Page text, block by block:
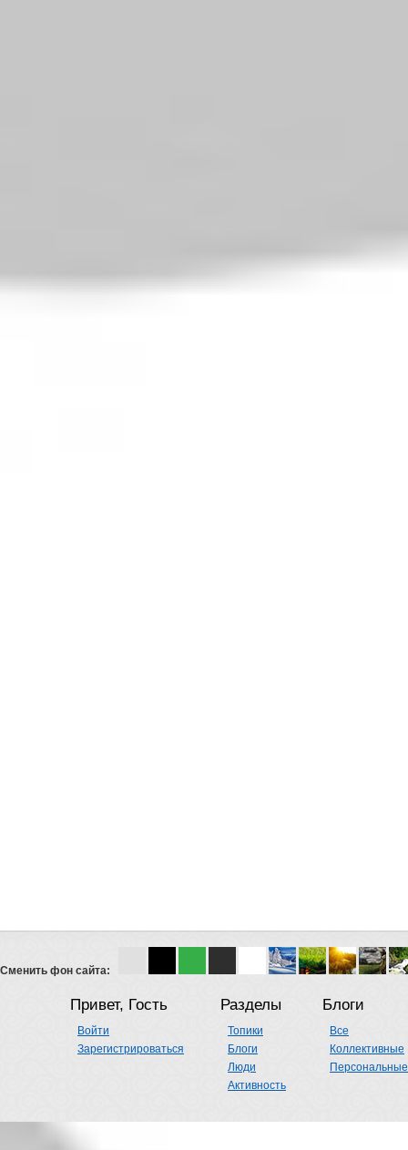
Сменить фон сайта:
Привет, Гость
Войти
Зарегистрироваться
Разделы
Топики
Блоги
Люди
Активность
Блоги
Все
Коллективные
Персональные